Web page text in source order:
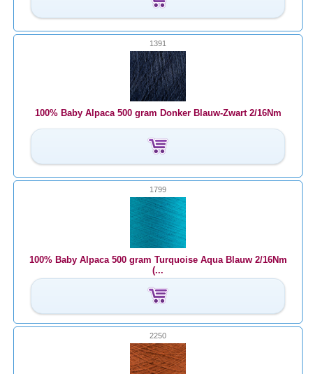
1391
100% Baby Alpaca 500 gram Donker Blauw-Zwart 2/16Nm
1799
100% Baby Alpaca 500 gram Turquoise Aqua Blauw 2/16Nm
(...
2250